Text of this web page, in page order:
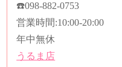
☎️098-882-0753
営業時間:10:00-20:00
年中無休
うるま店